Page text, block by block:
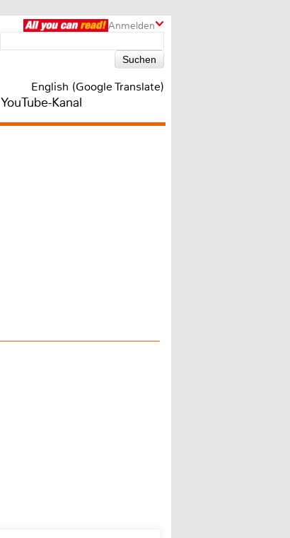
Anmelden
English (Google Translate)
YouTube-Kanal